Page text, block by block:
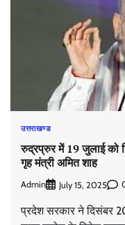
उत्तराखण्ड
रुद्रप्रुर में 19 जुलाई को
गृह मंत्री अमित शाह
Admin July 15, 2025
प्रदेश सरकार ने दिसंबर